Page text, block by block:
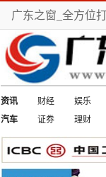
广东之窗_全方位
资讯 财经 娱乐
汽车
证券 理财